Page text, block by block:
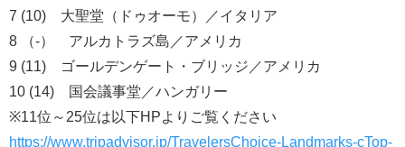
7 (10) 大聖堂（ドゥオーモ）／イタリア
8 （-） アルカトラズ島／アメリカ
9 (11) ゴールデンゲート・ブリッジ／アメリカ
10 (14) 国会議事堂／ハンガリー
※11位～25位は以下HPよりご覧ください
https://www.tripadvisor.jp/TravelersChoice-Landmarks-cTop-